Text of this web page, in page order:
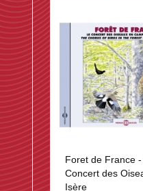
Foret de France
Concert des
Isère